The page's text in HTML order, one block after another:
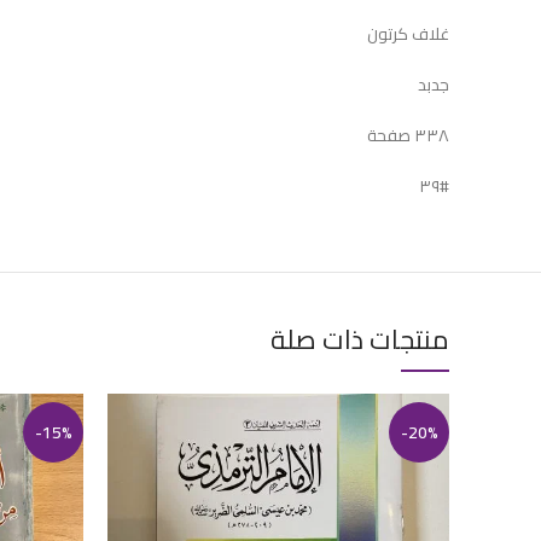
غلاف كرتون
جدبد
٣٣٨ صفحة
#٣٩
منتجات ذات صلة
-20%
-15%